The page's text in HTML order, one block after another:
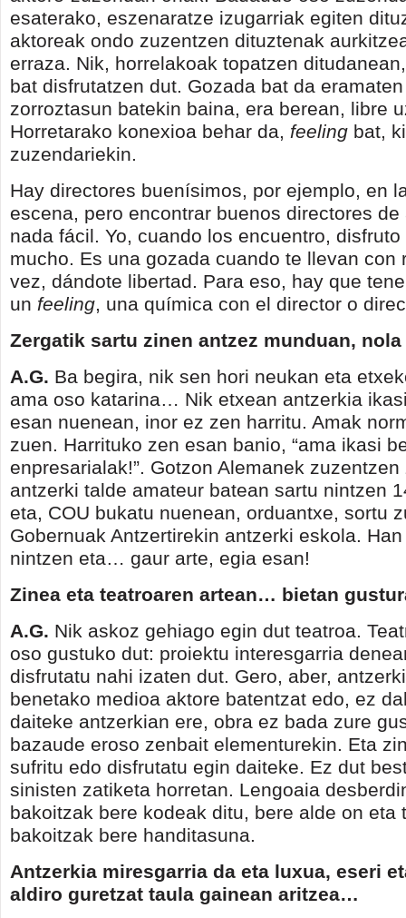
esaterako, eszenaratze izugarriak egiten
aktoreak ondo zuzentzen dituztenak
erraza. Nik, horrelakoak topatzen
bat disfrutatzen dut. Gozada bat da
zorroztasun batekin baina, era berean, libre
Horretarako konexioa behar da, feeling bat,
zuzendariekin.
Hay directores buenísimos, por ejemplo, en
escena, pero encontrar buenos directores
nada fácil. Yo, cuando los encuentro,
mucho. Es una gozada cuando te llevan con
vez, dándote libertad. Para eso, hay que
un feeling, una química con el director o
Zergatik sartu zinen antzez munduan,
A.G. Ba begira, nik sen hori neukan eta
ama oso katarina… Nik etxean antzerkia
esan nuenean, inor ez zen harritu. Amak
zuen. Harrituko zen esan banio, “ama ikasi
enpresarialak!”. Gotzon Alemanek
antzerki talde amateur batean sartu nintzen
eta, COU bukatu nuenean, orduantxe, sortu
Gobernuak Antzertirekin antzerki eskola.
nintzen eta… gaur arte, egia esan!
Zinea eta teatroaren artean… bietan
A.G. Nik askoz gehiago egin dut teatroa.
oso gustuko dut: proiektu interesgarria
disfrutatu nahi izaten dut. Gero, aber,
benetako medioa aktore batentzat edo, ez
daiteke antzerkian ere, obra ez bada zure
bazaude eroso zenbait elementurekin. Eta
sufritu edo disfrutatu egin daiteke. Ez dut
sinisten zatiketa horretan. Lengoaia
bakoitzak bere kodeak ditu, bere alde on eta
bakoitzak bere handitasuna.
Antzerkia miresgarria da eta luxua, eseri
aldiro guretzat taula gainean aritzea…